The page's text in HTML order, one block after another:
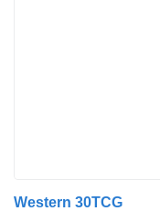
Western 30TCG